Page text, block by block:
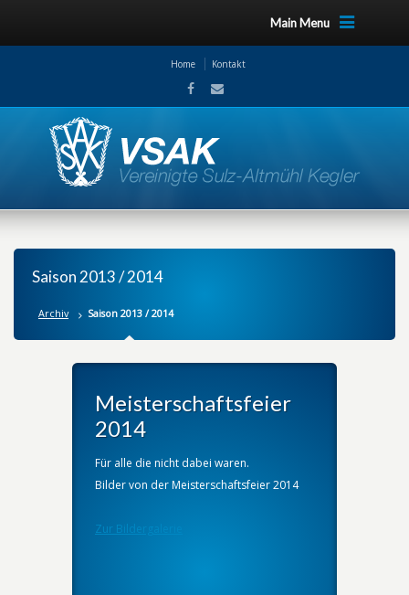
Main Menu
Home Kontakt
Saison 2013 / 2014
Archiv Saison 2013 / 2014
Meisterschaftsfeier
2014
Für alle die nicht dabei waren.
Bilder von der Meisterschaftsfeier 2014
Zur Bildergalerie
Zur Bildergalerie
Zur Bildergalerie
Zur Bildergalerie
Zur Bildergalerie